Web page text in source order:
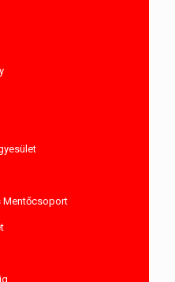
Mentőcsoport